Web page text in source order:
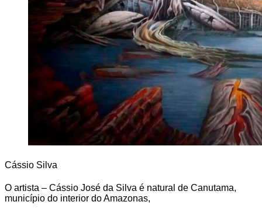
Cássio Silva
O artista – Cássio José da Silva é natural de Canutama,
município do interior do Amazonas,